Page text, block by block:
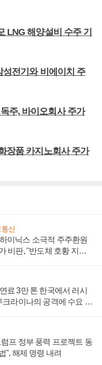
LNG 해양설비 수주 기
성전기와 비에이치 주
주, 바이오회사 주가
장품 카지노회사 주가
통신
이닉스 소극적 주주환원
비판, "반도체 호황 지속
료 3만 톤 한국에서 러시
크라이나의 공격에 수요 늘
프 정부 풍력 프로젝트 동
", 해제 명령 내려